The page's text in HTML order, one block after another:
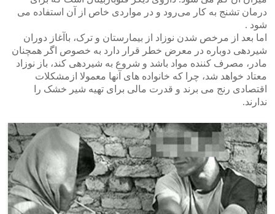
درمان تشنج به کار می‌رود و در مواردی خاص از آن استفاده می
شود ‌.
اما بعد از مرخص شدن نوزاد از بیمارستان و ترک، باآغاز دوران
شیردهی دوباره در معرض خطر قرار دارد به خصوص اگر همچنان
مادر، مصرف کننده مواد باشد و شروع به شیردهی کند، باز نوزاد
معتاد خواهد شد، چرا که خانواده های آنها معمولا ازمشکلات
اقتصادی رنج می برند و قدرت مالی برای تهیه شیر خشک را
ندارند.